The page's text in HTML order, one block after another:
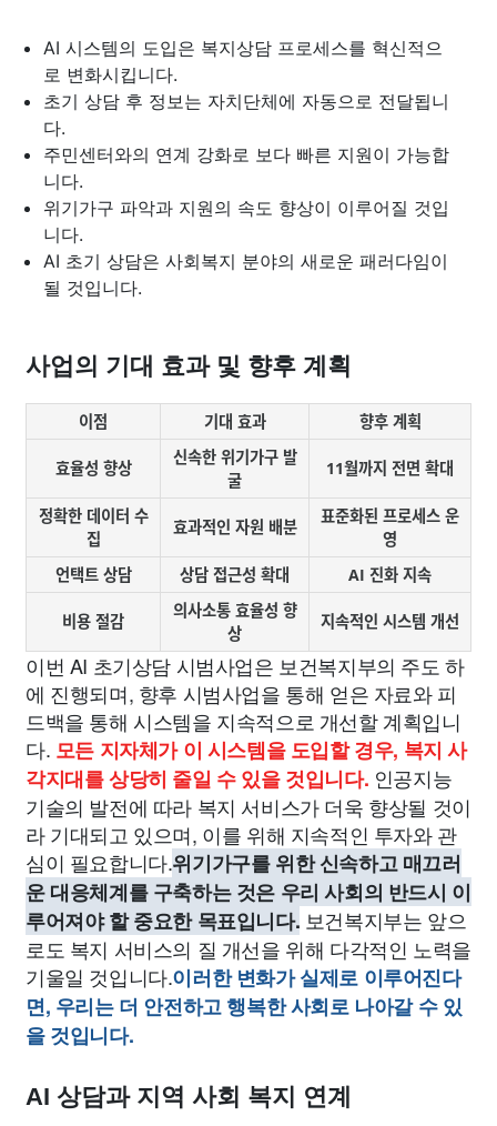
AI 시스템의 도입은 복지상담 프로세스를 혁신적으
로 변화시킵니다.
초기 상담 후 정보는 자치단체에 자동으로 전달됩니
다.
주민센터와의 연계 강화로 보다 빠른 지원이 가능합
니다.
위기가구 파악과 지원의 속도 향상이 이루어질 것입
니다.
AI 초기 상담은 사회복지 분야의 새로운 패러다임이
될 것입니다.
사업의 기대 효과 및 향후 계획
이점 기대 효과 향후 계획
효율성 향상
신속한 위기가구 발
굴
11월까지 전면 확대
정확한 데이터 수
집
효과적인 자원 배분
표준화된 프로세스 운
영
언택트 상담
상담 접근성 확대 AI 진화 지속
비용 절감
의사소통 효율성 향
상
지속적인 시스템 개선
이번 AI 초기상담 시범사업은 보건복지부의 주도 하
에 진행되며, 향후 시범사업을 통해 얻은 자료와 피
드백을 통해 시스템을 지속적으로 개선할 계획입니
다. 모든 지자체가 이 시스템을 도입할 경우, 복지 사
각지대를 상당히 줄일 수 있을 것입니다. 인공지능
기술의 발전에 따라 복지 서비스가 더욱 향상될 것이
라 기대되고 있으며, 이를 위해 지속적인 투자와 관
심이 필요합니다.위기가구를 위한 신속하고 매끄러
운 대응체계를 구축하는 것은 우리 사회의 반드시 이
루어져야 할 중요한 목표입니다. 보건복지부는 앞으
로도 복지 서비스의 질 개선을 위해 다각적인 노력을
기울일 것입니다.이러한 변화가 실제로 이루어진다
면, 우리는 더 안전하고 행복한 사회로 나아갈 수 있
을 것입니다.
AI 상담과 지역 사회 복지 연계